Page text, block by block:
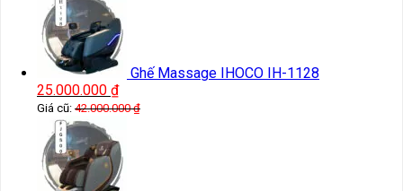
Ghế Massage IHOCO IH-1128
25.000.000 ₫
Giá cũ: 42.000.000₫